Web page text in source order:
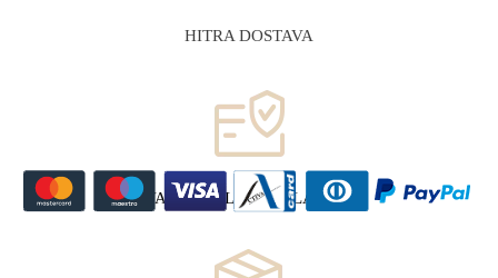
HITRA DOSTAVA
VARNO SPLETNO PLAČILO